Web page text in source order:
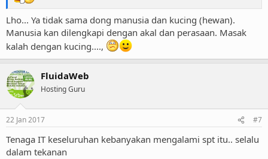
Lho... Ya tidak sama dong manusia dan kucing (hewan).
Manusia kan dilengkapi dengan akal dan perasaan. Masak
kalah dengan kucing....,
FluidaWeb
Hosting Guru
22 Jan 2017 #7
Tenaga IT keseluruhan kebanyakan mengalami spt itu.. selalu
dalam tekanan